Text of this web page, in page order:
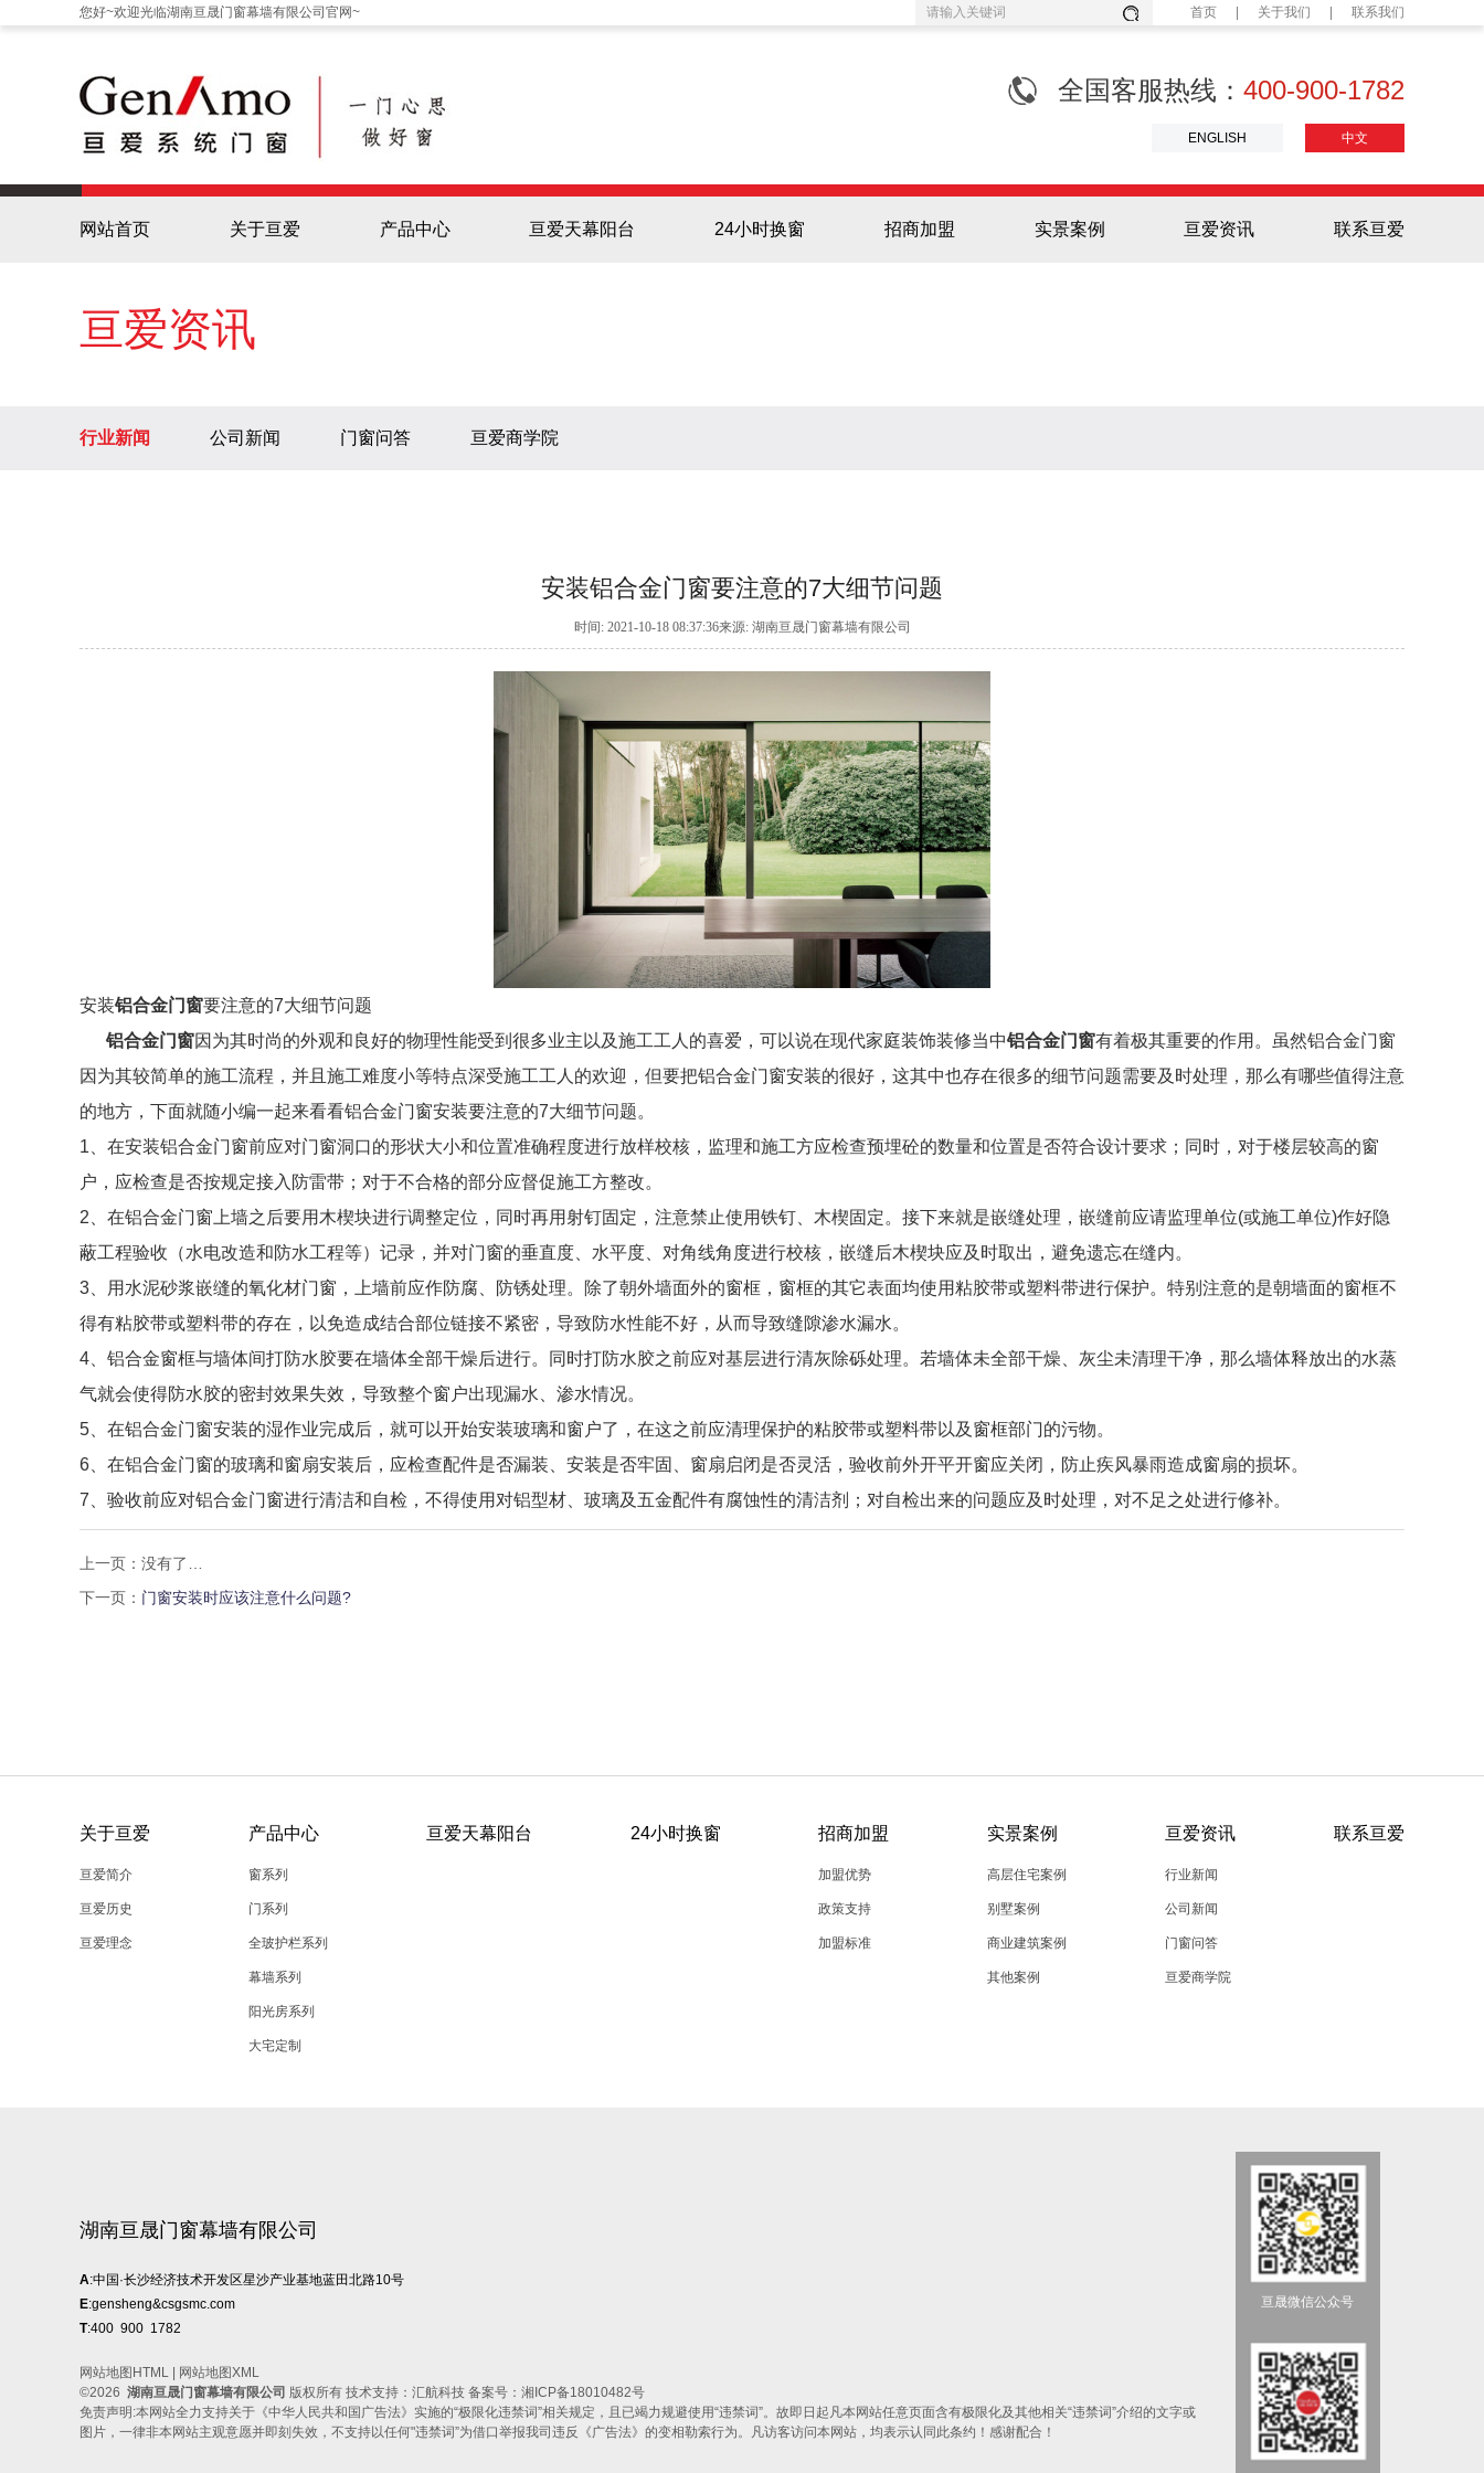
首页 关于我们 联系我们
您好~欢迎光临湖南亘晟门窗幕墙有限公司官网~
全国客服热线： 400-900-1782
ENGLISH 中文
网站首页 关于亘爱 产品中心 亘爱天幕阳台 24小时换窗 招商加盟 实景案例 亘爱资讯 联系亘爱
亘爱资讯
行业新闻 公司新闻 门窗问答 亘爱商学院
安装铝合金门窗要注意的7大细节问题
时间: 2021-10-18 08:37:36来源: 湖南亘晟门窗幕墙有限公司
安装铝合金门窗要注意的7大细节问题
铝合金门窗因为其时尚的外观和良好的物理性能受到很多业主以及施工工人的喜爱，可以说在现代家庭装饰装修当中铝合金门窗有着极其重要的作用。虽然铝合金门窗
因为其较简单的施工流程，并且施工难度小等特点深受施工工人的欢迎，但要把铝合金门窗安装的很好，这其中也存在很多的细节问题需要及时处理，那么有哪些值得注意
的地方，下面就随小编一起来看看铝合金门窗安装要注意的7大细节问题。
1、在安装铝合金门窗前应对门窗洞口的形状大小和位置准确程度进行放样校核，监理和施工方应检查预埋砼的数量和位置是否符合设计要求；同时，对于楼层较高的窗
户，应检查是否按规定接入防雷带；对于不合格的部分应督促施工方整改。
2、在铝合金门窗上墙之后要用木楔块进行调整定位，同时再用射钉固定，注意禁止使用铁钉、木楔固定。接下来就是嵌缝处理，嵌缝前应请监理单位(或施工单位)作好隐
蔽工程验收（水电改造和防水工程等）记录，并对门窗的垂直度、水平度、对角线角度进行校核，嵌缝后木楔块应及时取出，避免遗忘在缝内。
3、用水泥砂浆嵌缝的氧化材门窗，上墙前应作防腐、防锈处理。除了朝外墙面外的窗框，窗框的其它表面均使用粘胶带或塑料带进行保护。特别注意的是朝墙面的窗框不
得有粘胶带或塑料带的存在，以免造成结合部位链接不紧密，导致防水性能不好，从而导致缝隙渗水漏水。
4、铝合金窗框与墙体间打防水胶要在墙体全部干燥后进行。同时打防水胶之前应对基层进行清灰除砾处理。若墙体未全部干燥、灰尘未清理干净，那么墙体释放出的水蒸
气就会使得防水胶的密封效果失效，导致整个窗户出现漏水、渗水情况。
5、在铝合金门窗安装的湿作业完成后，就可以开始安装玻璃和窗户了，在这之前应清理保护的粘胶带或塑料带以及窗框部门的污物。
6、在铝合金门窗的玻璃和窗扇安装后，应检查配件是否漏装、安装是否牢固、窗扇启闭是否灵活，验收前外开平开窗应关闭，防止疾风暴雨造成窗扇的损坏。
7、验收前应对铝合金门窗进行清洁和自检，不得使用对铝型材、玻璃及五金配件有腐蚀性的清洁剂；对自检出来的问题应及时处理，对不足之处进行修补。
上一页：没有了…
下一页： 门窗安装时应该注意什么问题?
关于亘爱
亘爱简介
亘爱历史
亘爱理念
产品中心
窗系列
门系列
全玻护栏系列
幕墙系列
阳光房系列
大宅定制
亘爱天幕阳台 24小时换窗 招商加盟
加盟优势
政策支持
加盟标准
实景案例
高层住宅案例
别墅案例
商业建筑案例
其他案例
亘爱资讯
行业新闻
公司新闻
门窗问答
亘爱商学院
联系亘爱
湖南亘晟门窗幕墙有限公司
A:中国·长沙经济技术开发区星沙产业基地蓝田北路10号
E:gensheng&csgsmc.com
T:400 900 1782
网站地图HTML
网站地图XML
©2026 湖南亘晟门窗幕墙有限公司 版权所有 技术支持：汇航科技 备案号： 湘ICP备18010482号
免责声明:本网站全力支持关于《中华人民共和国广告法》实施的“极限化违禁词”相关规定，且已竭力规避使用“违禁词”。故即日起凡本网站任意页面含有极限化及其他相关“违禁词”介绍的文字或
图片，一律非本网站主观意愿并即刻失效，不支持以任何"违禁词”为借口举报我司违反《广告法》的变相勒索行为。凡访客访问本网站，均表示认同此条约！感谢配合！
亘晟微信公众号